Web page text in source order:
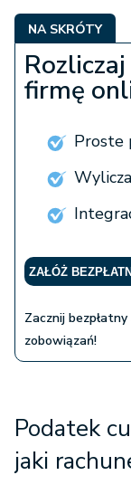
NA SKRÓTY
firmę
ZAŁÓŻ
zobowiązań!
Podatek
jaki